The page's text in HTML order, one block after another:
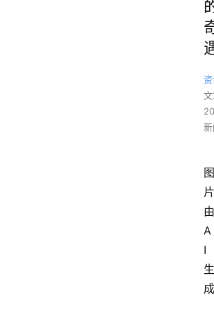
图
片
由
A
I
生
成